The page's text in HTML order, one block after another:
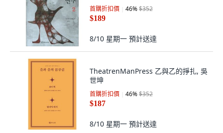
首購折扣價 46%$352
$189
8/10 星期一 預計送達
TheatrenManPress 乙與乙的掙扎, 吳
世坤
首購折扣價 46%$352
$187
8/10 星期一 預計送達